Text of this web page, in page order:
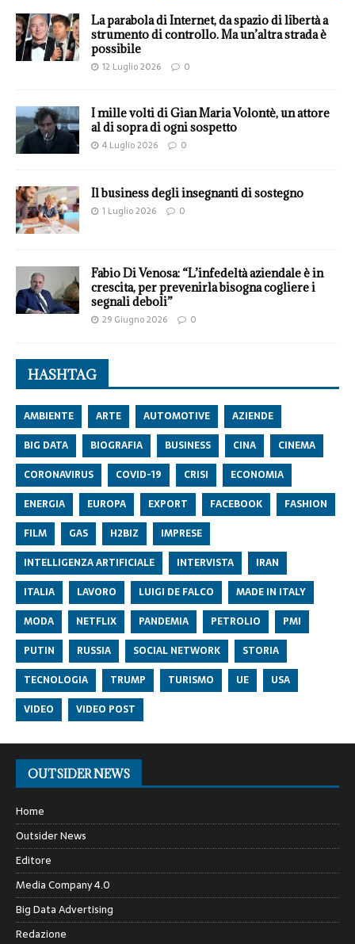
La parabola di Internet, da spazio di libertà a
strumento di controllo. Ma un’altra strada è
possibile
12 Luglio 2026 0
I mille volti di Gian Maria Volontè, un attore
al di sopra di ogni sospetto
4 Luglio 2026 0
Il business degli insegnanti di sostegno
1 Luglio 2026 0
Fabio Di Venosa: “L’infedeltà aziendale è in
crescita, per prevenirla bisogna cogliere i
segnali deboli”
29 Giugno 2026 0
HASHTAG
AMBIENTE ARTE AUTOMOTIVE
AZIENDE
BIG DATA
BIOGRAFIA BUSINESS CINA
CINEMA
CORONAVIRUS
COVID-19 CRISI
ECONOMIA
ENERGIA
EUROPA EXPORT FACEBOOK
FASHION
FILM
GAS H2BIZ
IMPRESE
INTELLIGENZA ARTIFICIALE
INTERVISTA
IRAN
ITALIA
LAVORO LUIGI DE FALCO
MADE IN ITALY
MODA
NETFLIX PANDEMIA PETROLIO
PMI
PUTIN
RUSSIA SOCIAL NETWORK
STORIA
TECNOLOGIA
TRUMP TURISMO UE
USA
VIDEO
VIDEO POST
OUTSIDER NEWS
Home
Outsider News
Editore
Media Company 4.0
Big Data Advertising
Redazione